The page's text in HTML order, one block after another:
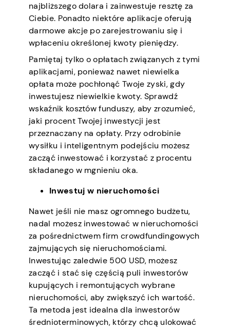
najbliższego dolara i zainwestuje resztę za
Ciebie. Ponadto niektóre aplikacje oferują
darmowe akcje po zarejestrowaniu się i
wpłaceniu określonej kwoty pieniędzy.
Pamiętaj tylko o opłatach związanych z tymi
aplikacjami, ponieważ nawet niewielka
opłata może pochłonąć Twoje zyski, gdy
inwestujesz niewielkie kwoty. Sprawdź
wskaźnik kosztów funduszy, aby zrozumieć,
jaki procent Twojej inwestycji jest
przeznaczany na opłaty. Przy odrobinie
wysiłku i inteligentnym podejściu możesz
zacząć inwestować i korzystać z procentu
składanego w mgnieniu oka.
Inwestuj w nieruchomości
Nawet jeśli nie masz ogromnego budżetu,
nadal możesz inwestować w nieruchomości
za pośrednictwem firm crowdfundingowych
zajmujących się nieruchomościami.
Inwestując zaledwie 500 USD, możesz
zacząć i stać się częścią puli inwestorów
kupujących i remontujących wybrane
nieruchomości, aby zwiększyć ich wartość.
Ta metoda jest idealna dla inwestorów
średnioterminowych, którzy chcą ulokować